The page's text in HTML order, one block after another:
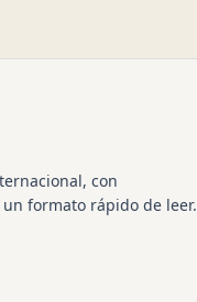
con
formato rápido de leer.